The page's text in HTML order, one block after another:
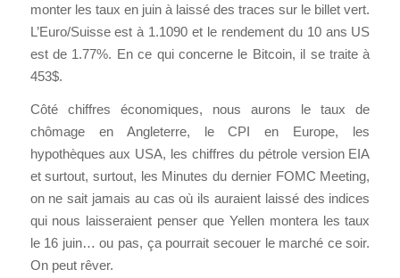
monter les taux en juin à laissé des traces sur le billet vert.
L’Euro/Suisse est à 1.1090 et le rendement du 10 ans US
est de 1.77%. En ce qui concerne le Bitcoin, il se traite à
453$.
Côté chiffres économiques, nous aurons le taux de
chômage en Angleterre, le CPI en Europe, les
hypothèques aux USA, les chiffres du pétrole version EIA
et surtout, surtout, les Minutes du dernier FOMC Meeting,
on ne sait jamais au cas où ils auraient laissé des indices
qui nous laisseraient penser que Yellen montera les taux
le 16 juin… ou pas, ça pourrait secouer le marché ce soir.
On peut rêver.